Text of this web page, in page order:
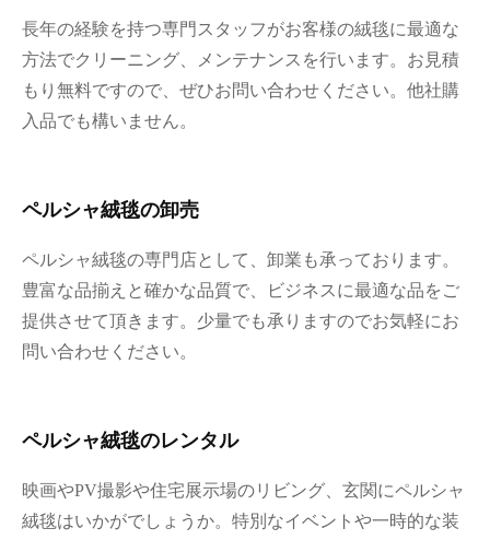
長年の経験を持つ専門スタッフがお客様の絨毯に最適な
方法でクリーニング、メンテナンスを行います。お見積
もり無料ですので、ぜひお問い合わせください。他社購
入品でも構いません。
ペルシャ絨毯の卸売
ペルシャ絨毯の専門店として、卸業も承っております。
豊富な品揃えと確かな品質で、ビジネスに最適な品をご
提供させて頂きます。少量でも承りますのでお気軽にお
問い合わせください。
ペルシャ絨毯のレンタル
映画やPV撮影や住宅展示場のリビング、玄関にペルシャ
絨毯はいかがでしょうか。特別なイベントや一時的な装